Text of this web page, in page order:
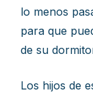
lo menos
para que
de su
Los hijos de